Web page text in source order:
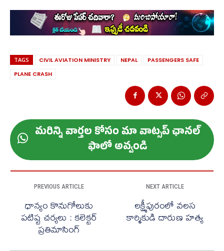
TAGS CIVIL AVIATION MINISTRY NEPAL
PASSENGERS SAFE
PLANE CRASH
మ‌రిన్ని వార్త‌ల కోసం మా వాట్స‌ప్ ఛాన‌ల్
ఫాలో అవ్వండి
PREVIOUS ARTICLE
ధాన్యం కొనుగోలుకు
పటిష్ట చర్యలు : కలెక్టర్
ప్రతిమాసింగ్
NEXT ARTICLE
లక్ష్మీపురంలో వలస
కార్మికుడి దారుణ హత్య